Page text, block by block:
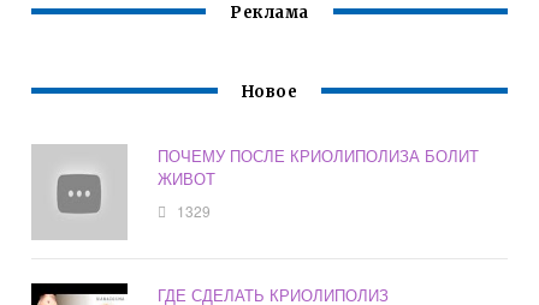
Реклама
Новое
ПОЧЕМУ ПОСЛЕ КРИОЛИПОЛИЗА БОЛИТ
ЖИВОТ
1329
ГДЕ СДЕЛАТЬ КРИОЛИПОЛИЗ